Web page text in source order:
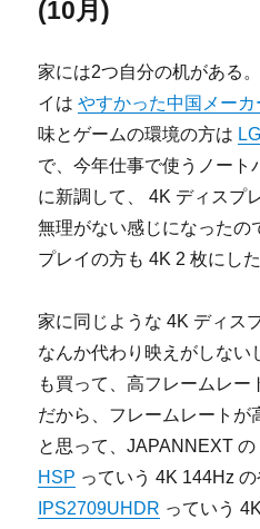
(10月)
家には2つ自分の机がある
イはやすかった中国メー
味とゲームの環境の方は
で、今年仕事で使うノート
に新調して、 4K ディスプ
無理がない感じになったの
プレイの方も 4K 2 枚にし
家に同じような 4K ディス
なんか代わり映えがしない
も買って、高フレームレー
だから、フレームレートが
と思って、JAPANNEXT の
HSP っていう 4K 144Hz
IPS2709UHDR っていう